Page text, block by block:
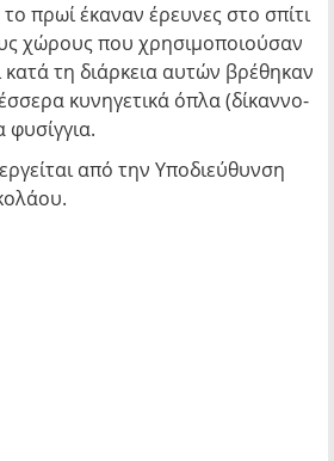
πρωί έκαναν έρευνες στο σπίτι
χώρους που χρησιμοποιούσαν
κατά τη διάρκεια αυτών βρέθηκαν
κυνηγετικά όπλα (δίκαννο-
φυσίγγια.
από την Υποδιεύθυνση